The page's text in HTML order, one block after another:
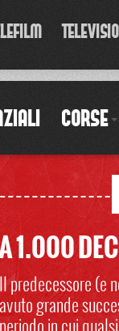
CORSE
1.000
Il predecessore (e
avuto grande